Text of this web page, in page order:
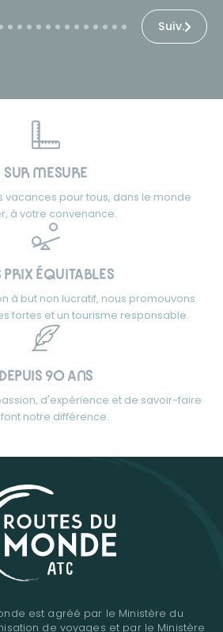
Suiv.
SUR MESURE
vacances pour tous, dans le monde
à votre convenance.
PRIX ÉQUITABLES
à but non lucratif, nous promouvons
fortes et un tourisme responsable.
DEPUIS 90 ANS
d'expérience et de savoir-faire
notre différence.
est agréé par le Ministère du
de voyages et par le Ministère